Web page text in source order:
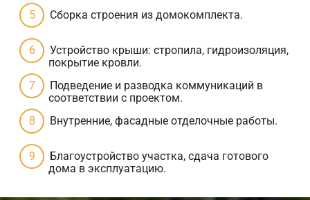
Сборка строения из домокомплекта.
Устройство крыши: стропила, гидроизоляция,
покрытие кровли.
Подведение и разводка коммуникаций в
соответствии с проектом.
Внутренние, фасадные отделочные работы.
Благоустройство участка, сдача готового
дома в эксплуатацию.